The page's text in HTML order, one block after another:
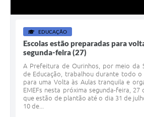
EDUCAÇÃO
Escolas estão preparadas para
segunda-feira (27)
A Prefeitura de Ourinhos, por meio da
de Educação, trabalhou durante todo
para uma Volta às Aulas tranquila e
EMEFs nesta próxima segunda-feira, 27
que estão de plantão até o dia 31 de
10 de...